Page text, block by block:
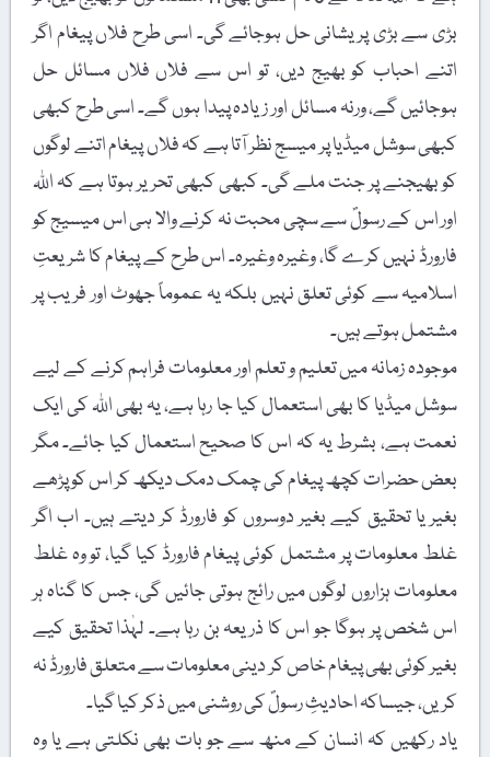
بڑی سے بڑی پریشانی حل ہوجائے گی۔ اسی طرح فلاں پیغام اگر
اتنے احباب کو بھیج دیں، تو اس سے فلاں فلاں مسائل حل
ہوجائیں گے، ورنہ مسائل اور زیادہ پیدا ہوں گے۔ اسی طرح کبھی
کبھی سوشل میڈیا پر میسج نظر آتا ہے کہ فلاں پیغام اتنے لوگوں
کو بھیجنے پر جنت ملے گی۔ کبھی کبھی تحریر ہوتا ہے کہ اللہ
اور اس کے رسولؐ سے سچی محبت نہ کرنے والا ہی اس میسیج کو
فارورڈ نہیں کرے گا، وغیرہ وغیرہ۔ اس طرح کے پیغام کا شریعتِ
اسلامیہ سے کوئی تعلق نہیں بلکہ یہ عموماً جھوٹ اور فریب پر
مشتمل ہوتے ہیں۔
موجودہ زمانہ میں تعلیم و تعلم اور معلومات فراہم کرنے کے لیے
سوشل میڈیا کا بھی استعمال کیا جا رہا ہے، یہ بھی اللہ کی ایک
نعمت ہے، بشرط یہ کہ اس کا صحیح استعمال کیا جائے۔ مگر
بعض حضرات کچھ پیغام کی چمک دمک دیکھ کر اس کو پڑھے
بغیر یا تحقیق کیے بغیر دوسروں کو فارورڈ کر دیتے ہیں۔ اب اگر
غلط معلومات پر مشتمل کوئی پیغام فارورڈ کیا گیا، تو وہ غلط
معلومات ہزاروں لوگوں میں رائج ہوتی جائیں گی، جس کا گناہ ہر
اس شخص پر ہوگا جو اس کا ذریعہ بن رہا ہے۔ لہٰذا تحقیق کیے
بغیر کوئی بھی پیغام خاص کر دینی معلومات سے متعلق فارورڈ نہ
کریں، جیساکہ احادیثِ رسولؐ کی روشنی میں ذکر کیا گیا۔
یاد رکھیں کہ انسان کے منھ سے جو بات بھی نکلتی ہے یا وہ